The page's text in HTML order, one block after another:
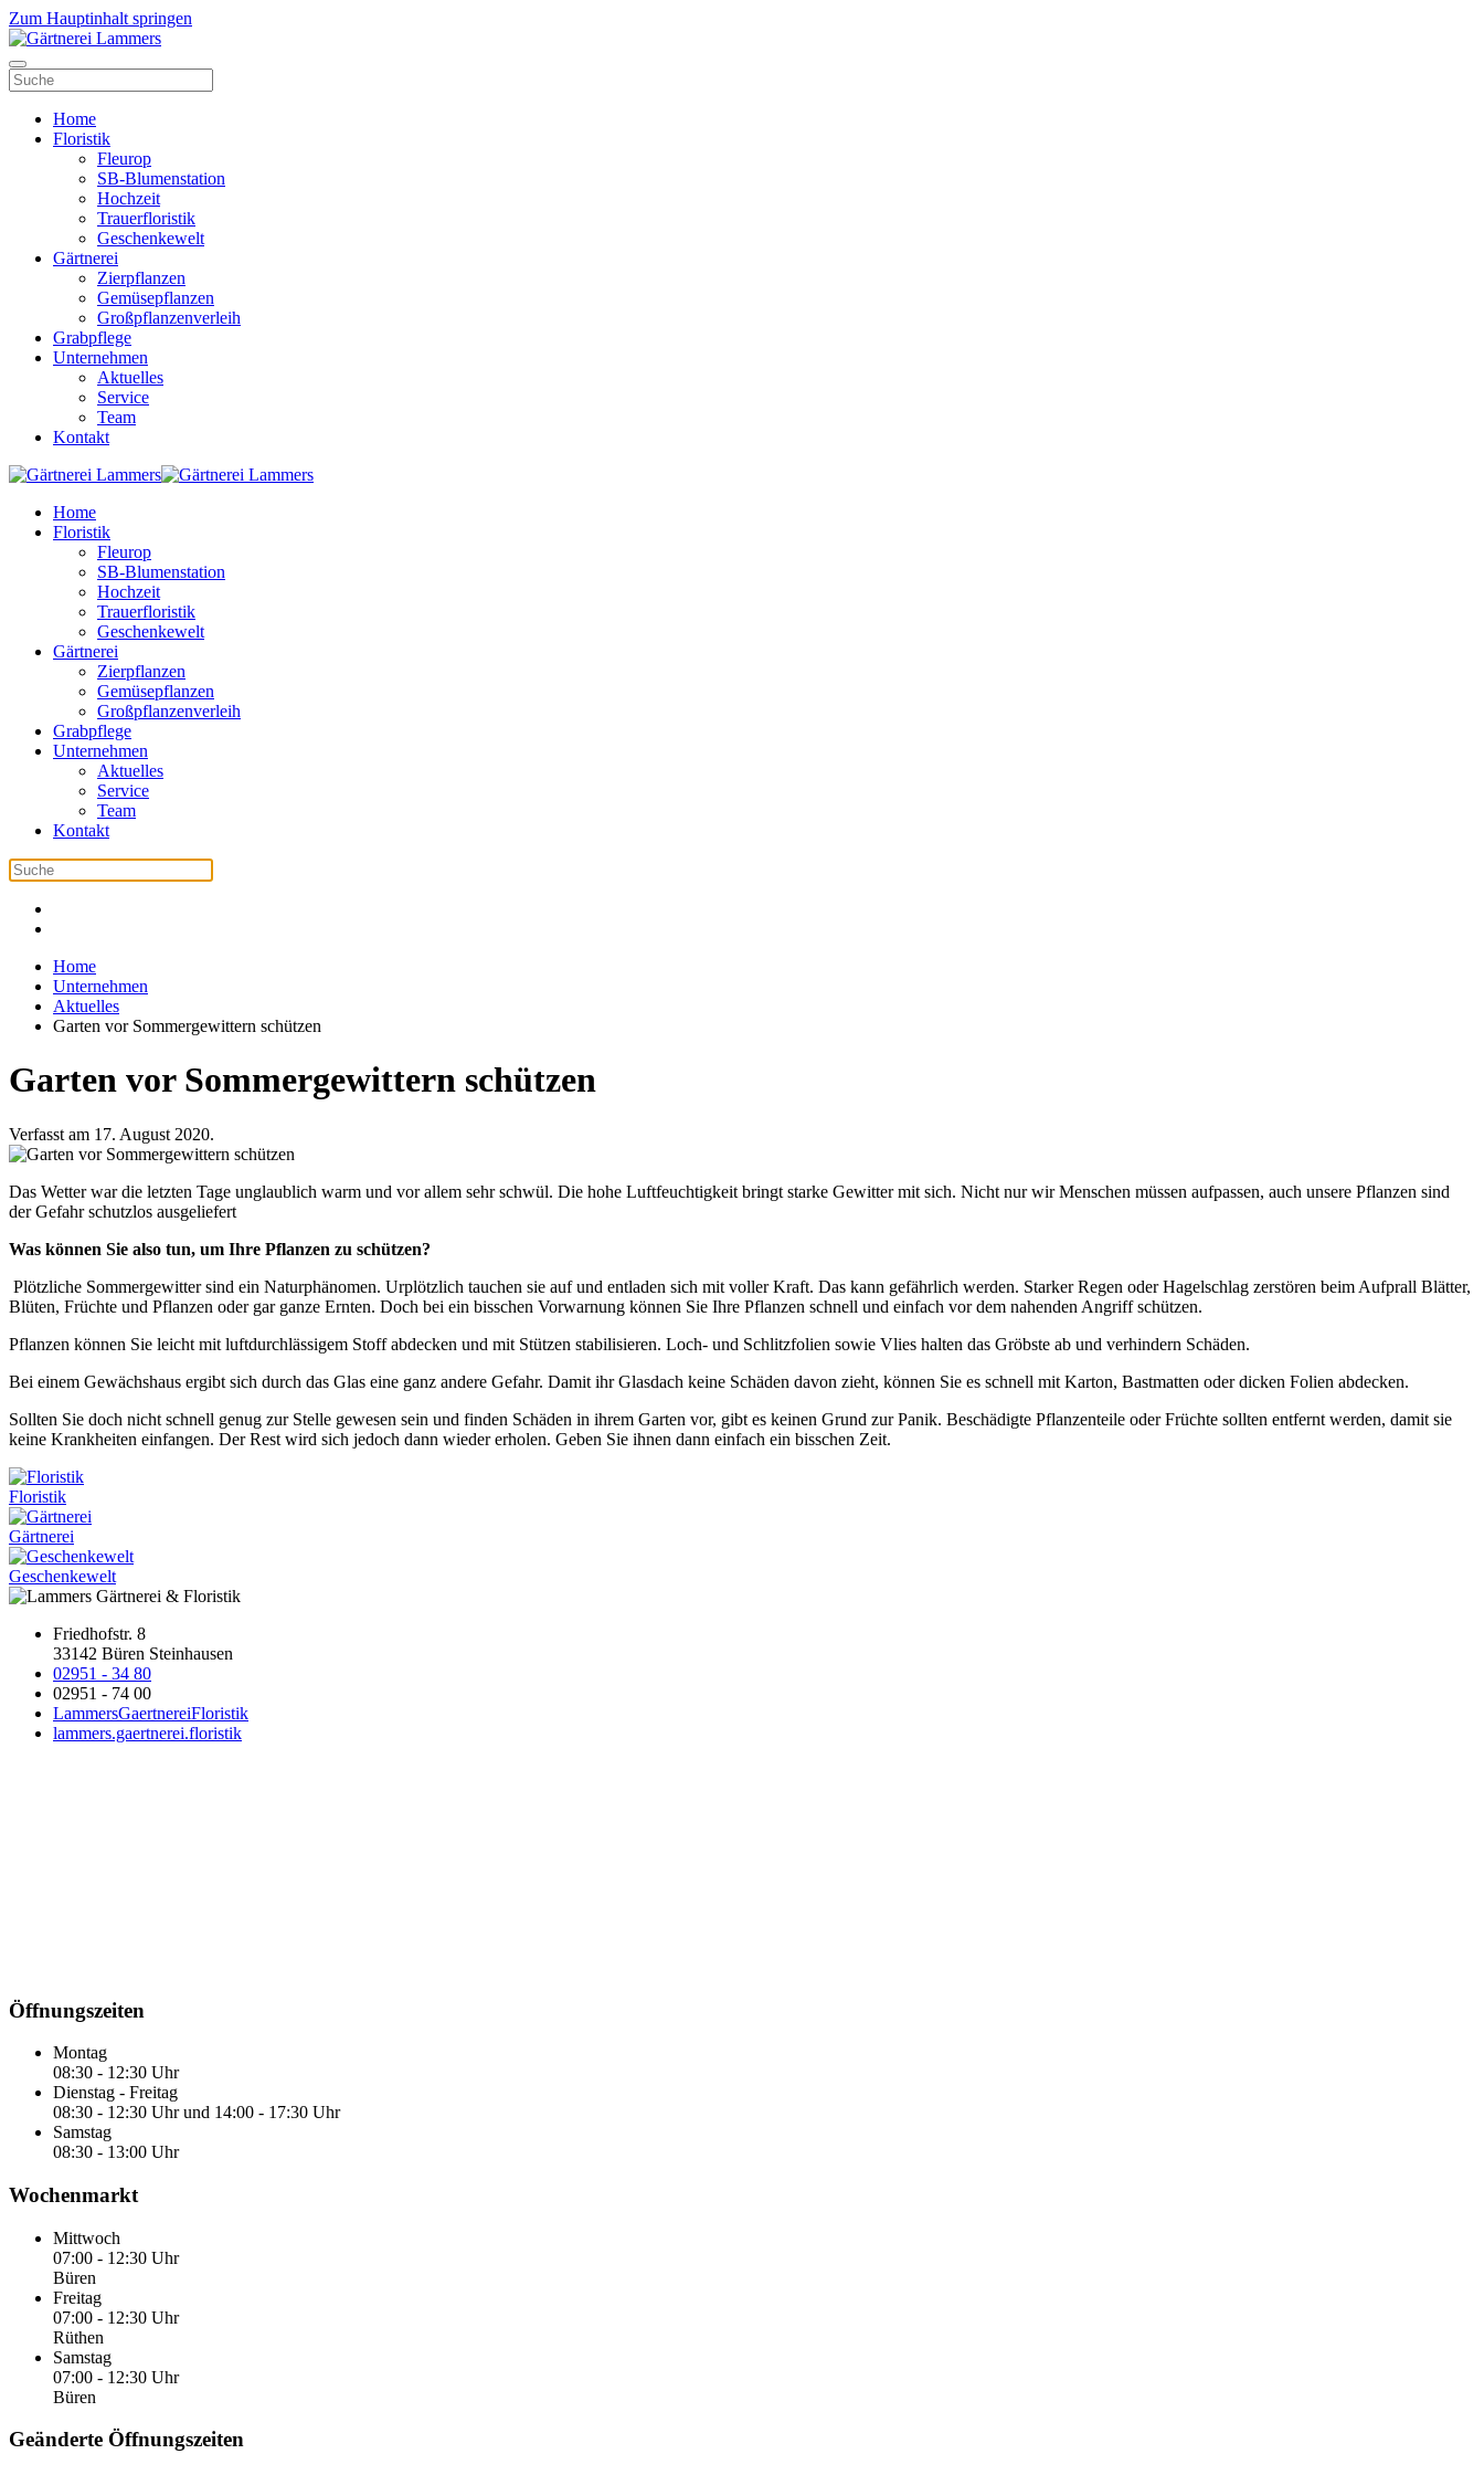
Zum Hauptinhalt springen
Home
Floristik
Fleurop
SB-Blumenstation
Hochzeit
Trauerfloristik
Geschenkewelt
Gärtnerei
Zierpflanzen
Gemüsepflanzen
Großpflanzenverleih
Grabpflege
Unternehmen
Aktuelles
Service
Team
Kontakt
Home
Floristik
Fleurop
SB-Blumenstation
Hochzeit
Trauerfloristik
Geschenkewelt
Gärtnerei
Zierpflanzen
Gemüsepflanzen
Großpflanzenverleih
Grabpflege
Unternehmen
Aktuelles
Service
Team
Kontakt
Home
Unternehmen
Aktuelles
Garten vor Sommergewittern schützen
Garten vor Sommergewittern schützen
Verfasst am 17. August 2020.
Das Wetter war die letzten Tage unglaublich warm und vor allem sehr schwül. Die hohe Luftfeuchtigkeit bringt starke Gewitter mit sich. Nicht nur wir Menschen müssen aufpassen, auch unsere Pflanzen sind
der Gefahr schutzlos ausgeliefert
Was können Sie also tun, um Ihre Pflanzen zu schützen?
Plötzliche Sommergewitter sind ein Naturphänomen. Urplötzlich tauchen sie auf und entladen sich mit voller Kraft. Das kann gefährlich werden. Starker Regen oder Hagelschlag zerstören beim Aufprall Blätter,
Blüten, Früchte und Pflanzen oder gar ganze Ernten. Doch bei ein bisschen Vorwarnung können Sie Ihre Pflanzen schnell und einfach vor dem nahenden Angriff schützen.
Pflanzen können Sie leicht mit luftdurchlässigem Stoff abdecken und mit Stützen stabilisieren. Loch- und Schlitzfolien sowie Vlies halten das Gröbste ab und verhindern Schäden.
Bei einem Gewächshaus ergibt sich durch das Glas eine ganz andere Gefahr. Damit ihr Glasdach keine Schäden davon zieht, können Sie es schnell mit Karton, Bastmatten oder dicken Folien abdecken.
Sollten Sie doch nicht schnell genug zur Stelle gewesen sein und finden Schäden in ihrem Garten vor, gibt es keinen Grund zur Panik. Beschädigte Pflanzenteile oder Früchte sollten entfernt werden, damit sie
keine Krankheiten einfangen. Der Rest wird sich jedoch dann wieder erholen. Geben Sie ihnen dann einfach ein bisschen Zeit.
Floristik
Gärtnerei
Geschenkewelt
Friedhofstr. 8
33142 Büren Steinhausen
02951 - 34 80
02951 - 74 00
LammersGaertnereiFloristik
lammers.gaertnerei.floristik
Öffnungszeiten
Montag
08:30 - 12:30 Uhr
Dienstag - Freitag
08:30 - 12:30 Uhr und 14:00 - 17:30 Uhr
Samstag
08:30 - 13:00 Uhr
Wochenmarkt
Mittwoch
07:00 - 12:30 Uhr
Büren
Freitag
07:00 - 12:30 Uhr
Rüthen
Samstag
07:00 - 12:30 Uhr
Büren
Geänderte Öffnungszeiten